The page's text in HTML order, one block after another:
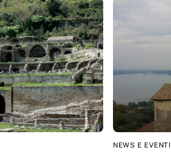
NEWS E EVENTI